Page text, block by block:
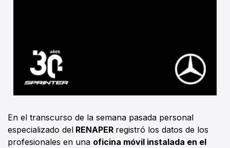
En el transcurso de la semana pasada personal
especializado del RENAPER registró los datos de los
profesionales en una oficina móvil instalada en el